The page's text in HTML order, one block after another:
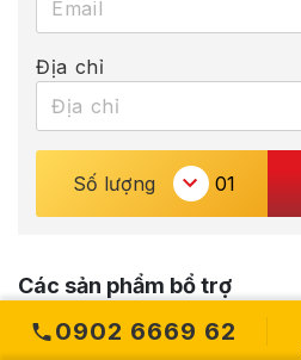
Địa chỉ
Số lượng
Các sản phẩm bổ trợ
0902 6669 62